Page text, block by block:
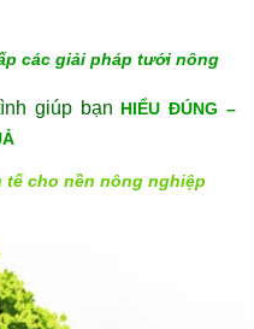
các giải pháp tưới nông
giúp bạn HIỂU ĐÚNG –
cho nền nông nghiệp